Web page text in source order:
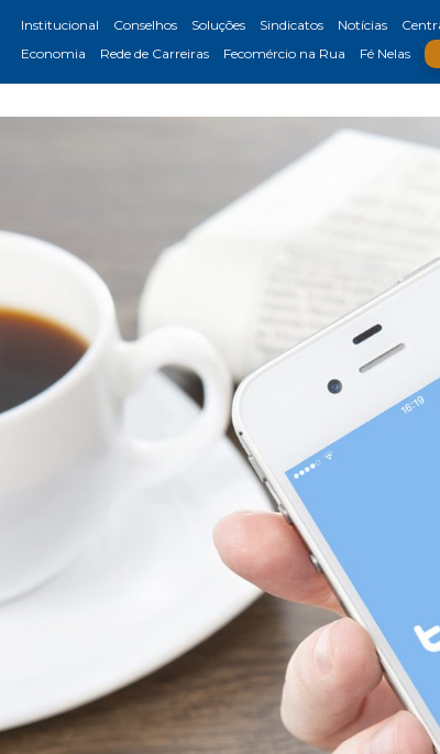
Institucional Conselhos Soluções Sindicatos Notícias
Economia
Rede de Carreiras Fecomércio na Rua Fé Nelas